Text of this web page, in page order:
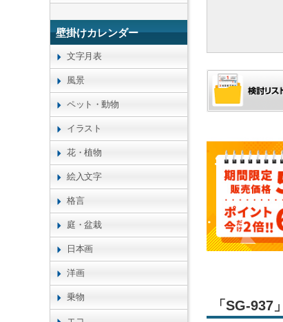
「SG-937
壁掛けカレンダー
文字月表
風景
ペット・動物
イラスト
花・植物
絵入文字
格言
庭・盆栽
日本画
洋画
乗物